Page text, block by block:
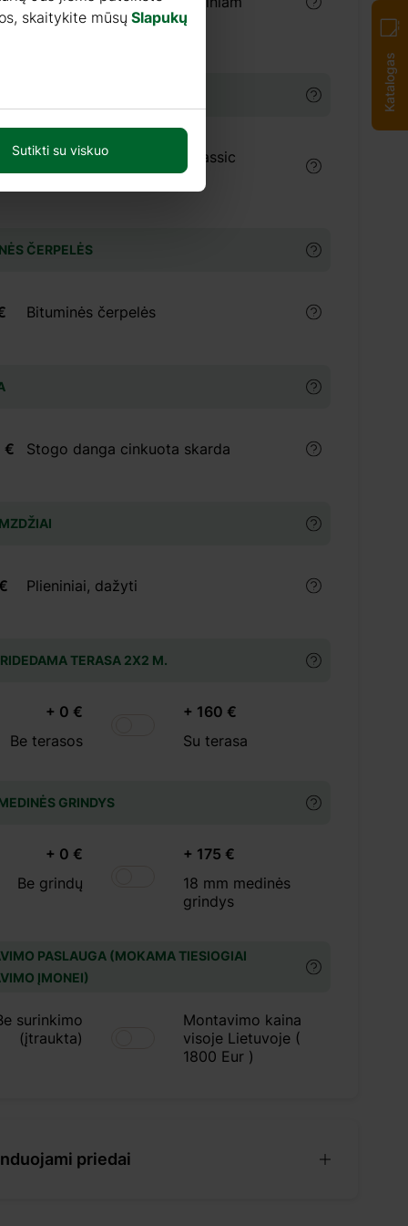
naudojimui
Dažai TIKKURILA Ultra Classic
(9litrai)
ČERPELĖS
Bituminės čerpelės
€ Stogo danga cinkuota skarda
Plieniniai, dažyti
TERASA 2X2 M.
+ 0 €
Be terasos
+ 160 €
Su terasa
GRINDYS
+ 0 €
Be grindų
+ 175 €
18 mm medinės
grindys
PASLAUGA (MOKAMA TIESIOGIAI
ĮMONEI)
surinkimo
(įtraukta)
Montavimo kaina
visoje Lietuvoje (
1800 Eur )
priedai
Katalogas
skaitykite mūsų Slapukų
Sutikti su viskuo